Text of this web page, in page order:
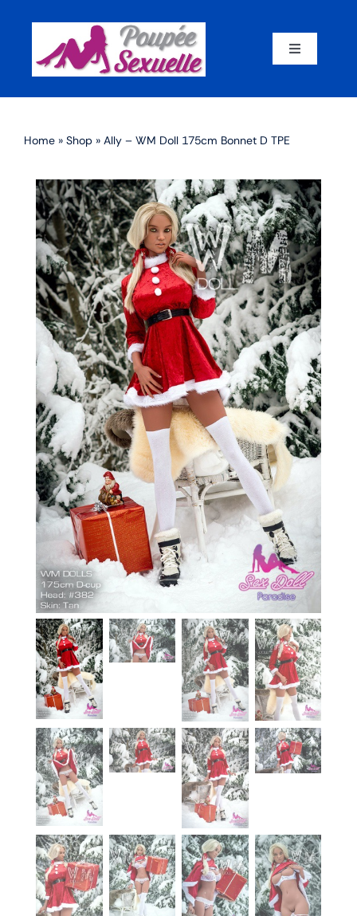
content
Toggle
Par corps
Par marque
Par matériaux
Par taille
Sex dolls en promotion
En stock
Aide
Guides
Paiement
Contact
Livraison
À propos
Blog
Home » Shop » Ally – WM Doll 175cm Bonnet D TPE